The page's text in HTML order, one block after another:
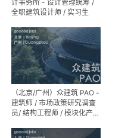
计事务所 - 设计管理统筹 /
全职建筑设计师 / 实习生
（北京/广州）众建筑 PAO -
建筑师 / 市场政策研究调查
员/ 结构工程师 / 模块化产品
师 / 机电工程师 / 实习生